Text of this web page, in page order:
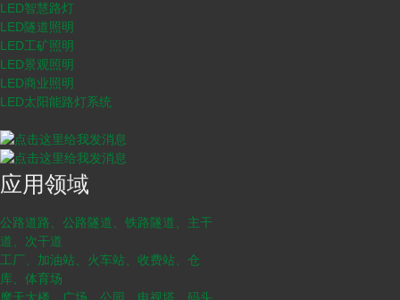
LED智慧路灯
LED隧道照明
LED工矿照明
LED景观照明
LED商业照明
LED太阳能路灯系统
应用领域
公路道路、公路隧道、铁路隧道、主干
道、次干道
工厂、加油站、火车站、收费站、仓
库、体育场